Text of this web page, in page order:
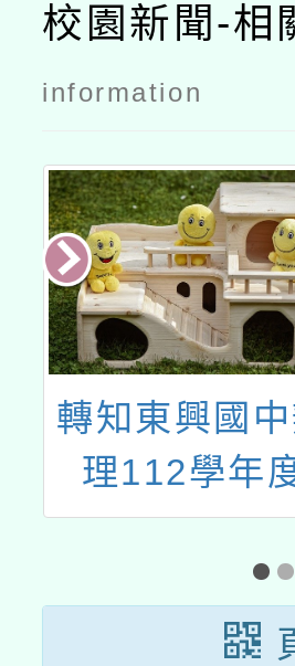
校園新聞-相
information
轉知東興國
理112學年
「健康促進
菸檳害防制
『抽菸肺廢